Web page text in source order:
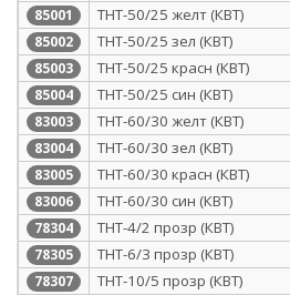
85001 ТНТ-50/25 желт (КВТ)
85002 ТНТ-50/25 зел (КВТ)
85003 ТНТ-50/25 красн (КВТ)
85004 ТНТ-50/25 син (КВТ)
83003 ТНТ-60/30 желт (КВТ)
83004 ТНТ-60/30 зел (КВТ)
83005 ТНТ-60/30 красн (КВТ)
83006 ТНТ-60/30 син (КВТ)
78304 ТНТ-4/2 прозр (КВТ)
78305 ТНТ-6/3 прозр (КВТ)
78307 ТНТ-10/5 прозр (КВТ)